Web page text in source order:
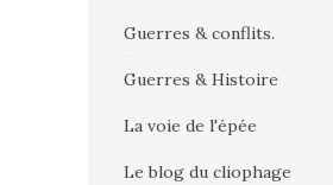
Guerres & conflits.
Guerres & Histoire
La voie de l'épée
Le blog du cliophage